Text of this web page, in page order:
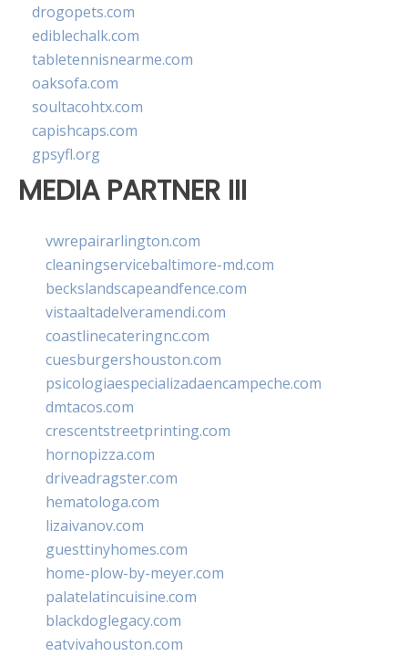
drogopets.com
ediblechalk.com
tabletennisnearme.com
oaksofa.com
soultacohtx.com
capishcaps.com
gpsyfl.org
MEDIA PARTNER III
vwrepairarlington.com
cleaningservicebaltimore-md.com
beckslandscapeandfence.com
vistaaltadelveramendi.com
coastlinecateringnc.com
cuesburgershouston.com
psicologiaespecializadaencampeche.com
dmtacos.com
crescentstreetprinting.com
hornopizza.com
driveadragster.com
hematologa.com
lizaivanov.com
guesttinyhomes.com
home-plow-by-meyer.com
palatelatincuisine.com
blackdoglegacy.com
eatvivahouston.com